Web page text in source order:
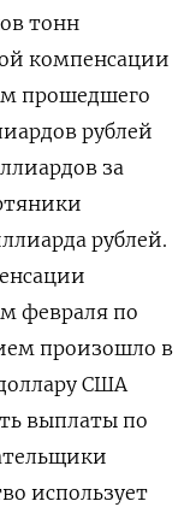
тонн
компенсации
прошедшего
рублей
за
рублей.
февраля по
произошло в
США
выплаты по
использует